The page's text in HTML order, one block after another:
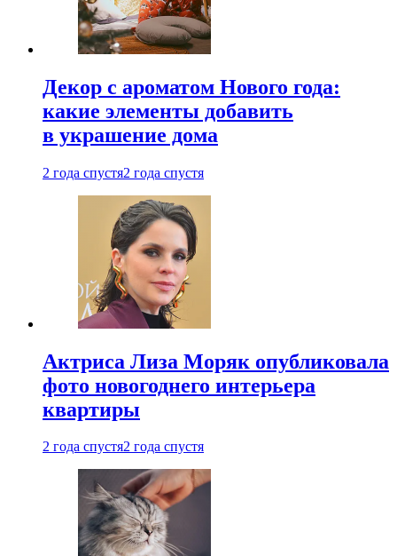
Декор с ароматом Нового года:
какие элементы добавить
в украшение дома
2 года спустя2 года спустя
Актриса Лиза Моряк опубликовала
фото новогоднего интерьера
квартиры
2 года спустя2 года спустя